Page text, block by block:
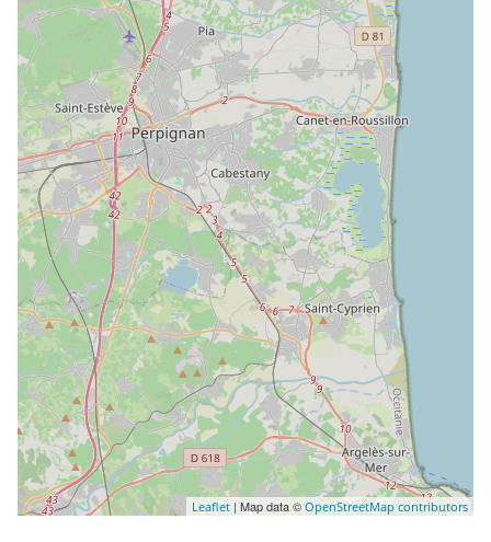
Leaflet | Map data © OpenStreetMap contributors